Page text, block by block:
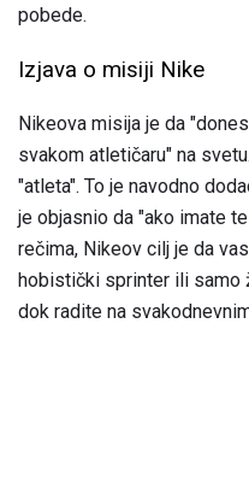
pobede.
Izjava o misiji Nike
Nikeova misija je da
svakom atletičaru" na
"atleta". To je navodno
je objasnio da "ako imate
rečima, Nikeov cilj je da
hobistički sprinter ili samo
dok radite na